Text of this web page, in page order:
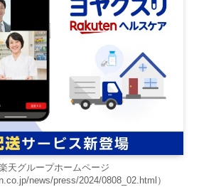
天グループホームページ
news/press/2024/0808_02.html）